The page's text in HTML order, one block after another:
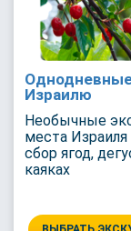
Израилю
Необычные
места
сбор ягод,
каяках